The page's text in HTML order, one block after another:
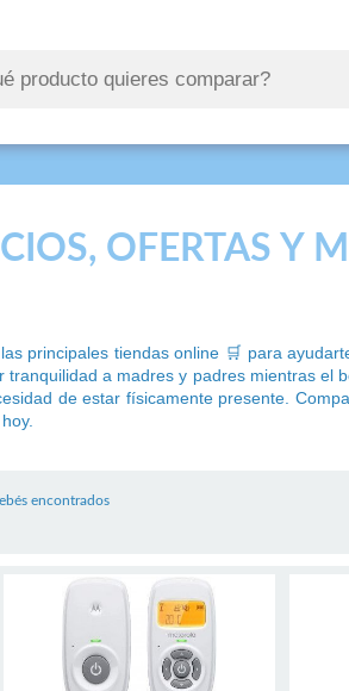
OFERTAS Y
principales tiendas online 🛒 para
a madres y padres mientras el
de estar físicamente presente.
encontrados